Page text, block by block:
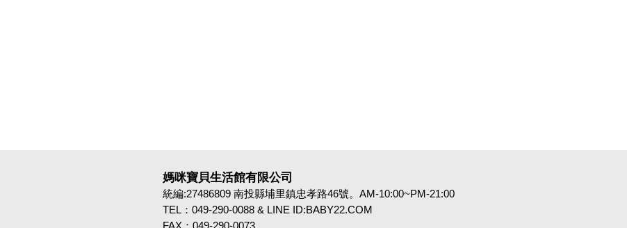
媽咪寶貝生活館有限公司
統編:27486809 南投縣埔里鎮忠孝路46號。AM-10:00~PM-21:00
TEL：049-290-0088 & LINE ID:BABY22.COM
FAX：049-290-0073